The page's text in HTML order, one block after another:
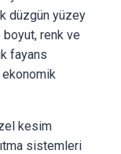
düzgün yüzey
renk ve
fayans
kesim
sistemleri